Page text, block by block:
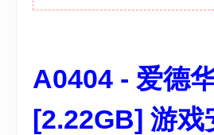
A0404 - 爱德
[2.22GB] 游戏